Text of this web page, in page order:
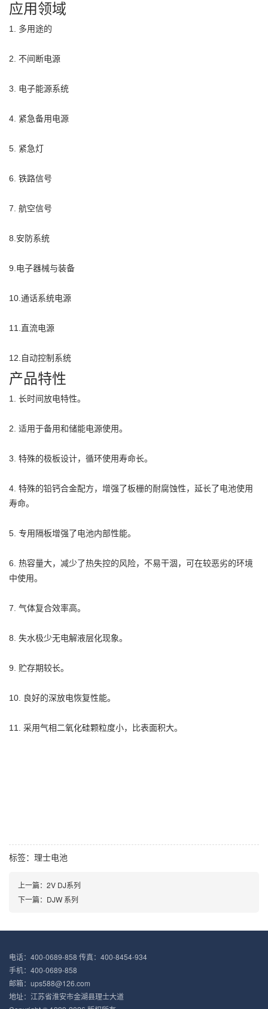
应用领域
1. 多用途的
2. 不间断电源
3. 电子能源系统
4. 紧急备用电源
5. 紧急灯
6. 铁路信号
7. 航空信号
8.安防系统
9.电子器械与装备
10.通话系统电源
11.直流电源
12.自动控制系统
产品特性
1. 长时间放电特性。
2. 适用于备用和储能电源使用。
3. 特殊的极板设计，循环使用寿命长。
4. 特殊的铅钙合金配方，增强了板栅的耐腐蚀性，延长了电池使用
寿命。
5. 专用隔板增强了电池内部性能。
6. 热容量大，减少了热失控的风险，不易干涸，可在较恶劣的环境
中使用。
7. 气体复合效率高。
8. 失水极少无电解液层化现象。
9. 贮存期较长。
10. 良好的深放电恢复性能。
11. 采用气相二氧化硅颗粒度小，比表面积大。
标签： 理士电池
上一篇：2V DJ系列
下一篇：DJW 系列
电话：400-0689-858 传真：400-8454-934
手机：400-0689-858
邮箱：ups588@126.com
地址：江苏省淮安市金湖县理士大道